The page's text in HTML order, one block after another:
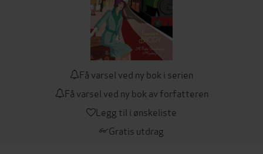
Få varsel ved ny bok i serien
Få varsel ved ny bok av forfatteren
Legg til i ønskeliste
Gratis utdrag